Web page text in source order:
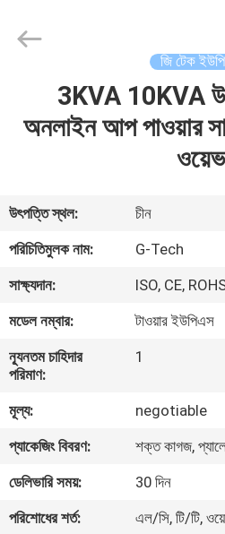
আমাদের
সম্বন্ধে
কারখানা
পরিদর্শন
নিয়ন্ত্রণ
আমাদের
সাথে
POWER
GROUP.
জি টেক
3KVA 10KVA
অনলাইন আপ পাওয়ার
ওয়েভ
উৎপত্তি স্থল:
চীন
পরিচিতিমুলক নাম:
G-Tech
সাক্ষ্যদান:
ISO, CE,
মডেল নম্বার:
টাওয়ার ইউপিএস
ন্যূনতম চাহিদার
পরিমাণ:
1
মূল্য:
negotiable
প্যাকেজিং বিবরণ:
শক্ত কাগজ,
ডেলিভারি সময়:
30 দিন
পরিশোধের শর্ত:
এল/সি, টি/টি,